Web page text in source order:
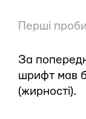
Перші
За
шрифт мав
(жирності).